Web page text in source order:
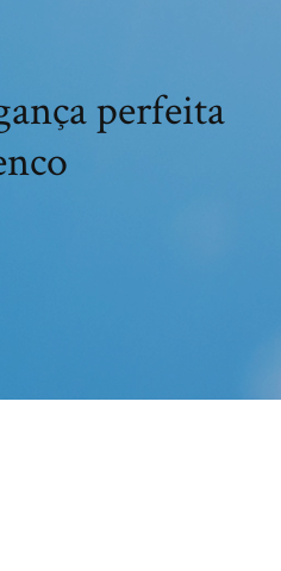
perfeita